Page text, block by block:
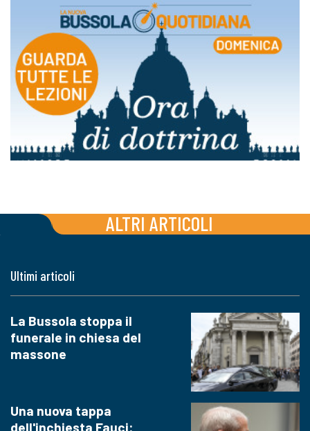
ALTRI ARTICOLI
Ultimi articoli
La Bussola stoppa il
funerale in chiesa del
massone
Una nuova tappa
dell'inchiesta Fauci: